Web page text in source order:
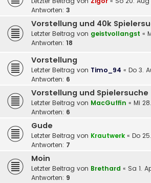
Antworten: 3
Vorstellung und 40k
Letzter Beitrag von geistvollangst «
Antworten: 18
Vorstellung
Letzter Beitrag von Timo_94 « Do 3.
Antworten: 6
Vorstellung und Spielersuche
Letzter Beitrag von MacGuffin « Mi
Antworten: 6
Gude
Letzter Beitrag von Krautwerk « Do
Antworten: 7
Moin
Letzter Beitrag von Brethard « Sa 1.
Antworten: 9